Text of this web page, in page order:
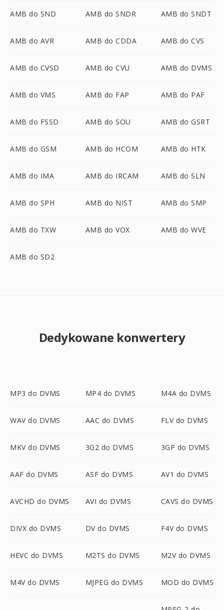
AMB do SND AMB do SNDR AMB do SNDT
AMB do AVR AMB do CDDA AMB do CVS
AMB do CVSD AMB do CVU AMB do DVMS
AMB do VMS AMB do FAP AMB do PAF
AMB do FSSD AMB do SOU AMB do GSRT
AMB do GSM AMB do HCOM AMB do HTK
AMB do IMA AMB do IRCAM AMB do SLN
AMB do SPH AMB do NIST AMB do SMP
AMB do TXW AMB do VOX AMB do WVE
AMB do SD2
Dedykowane konwertery
MP3 do DVMS MP4 do DVMS M4A do DVMS
WAV do DVMS AAC do DVMS FLV do DVMS
MKV do DVMS 3G2 do DVMS 3GP do DVMS
AAF do DVMS ASF do DVMS AV1 do DVMS
AVCHD do DVMS AVI do DVMS CAVS do DVMS
DIVX do DVMS DV do DVMS F4V do DVMS
HEVC do DVMS M2TS do DVMS M2V do DVMS
M4V do DVMS MJPEG do DVMS MOD do DVMS